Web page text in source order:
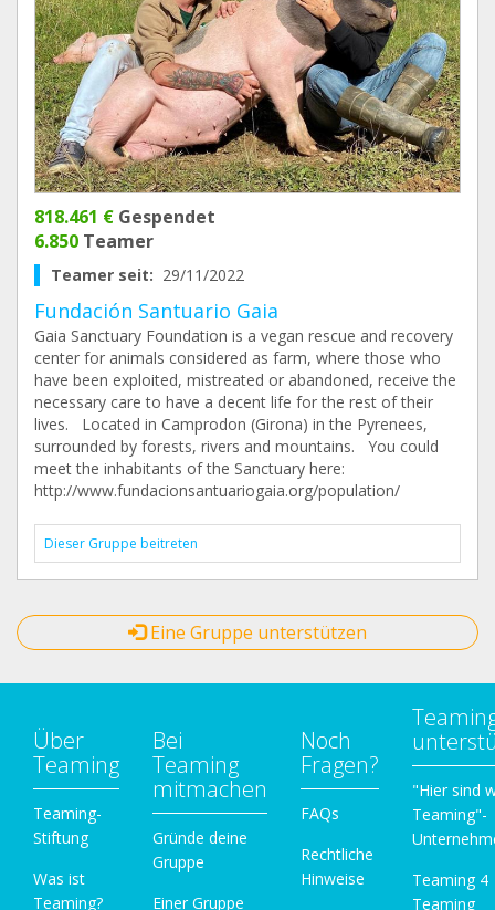
818.461 € Gespendet
6.850 Teamer
Teamer seit: 29/11/2022
Fundación Santuario Gaia
Gaia Sanctuary Foundation is a vegan rescue and recovery
center for animals considered as farm, where those who
have been exploited, mistreated or abandoned, receive the
necessary care to have a decent life for the rest of their
lives. Located in Camprodon (Girona) in the Pyrenees,
surrounded by forests, rivers and mountains. You could
meet the inhabitants of the Sanctuary here:
http://www.fundacionsantuariogaia.org/population/
Dieser Gruppe beitreten
Eine Gruppe unterstützen
Über
Teaming
Teaming-
Stiftung
Was ist
Teaming?
Bei
Teaming
mitmachen
Gründe deine
Gruppe
Einer Gruppe
Noch
Fragen?
FAQs
Rechtliche
Hinweise
"Hier sind
Teaming"-
Teaming 4
Teaming